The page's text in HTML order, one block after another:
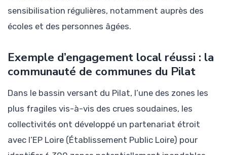
sensibilisation régulières, notamment auprès des
écoles et des personnes âgées.
Exemple d’engagement local réussi : la
communauté de communes du Pilat
Dans le bassin versant du Pilat, l’une des zones les
plus fragiles vis-à-vis des crues soudaines, les
collectivités ont développé un partenariat étroit
avec l’EP Loire (Établissement Public Loire) pour